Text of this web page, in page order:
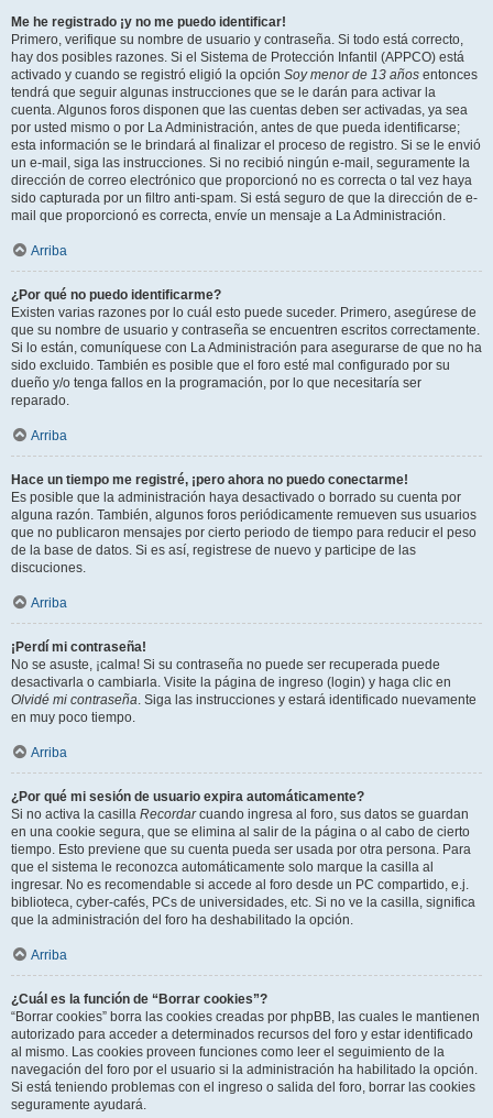
Me he registrado ¡y no me puedo identificar!
Primero, verifique su nombre de usuario y contraseña. Si todo está correcto,
hay dos posibles razones. Si el Sistema de Protección Infantil (APPCO) está
activado y cuando se registró eligió la opción Soy menor de 13 años entonces
tendrá que seguir algunas instrucciones que se le darán para activar la
cuenta. Algunos foros disponen que las cuentas deben ser activadas, ya sea
por usted mismo o por La Administración, antes de que pueda identificarse;
esta información se le brindará al finalizar el proceso de registro. Si se le envió
un e-mail, siga las instrucciones. Si no recibió ningún e-mail, seguramente la
dirección de correo electrónico que proporcionó no es correcta o tal vez haya
sido capturada por un filtro anti-spam. Si está seguro de que la dirección de e-
mail que proporcionó es correcta, envíe un mensaje a La Administración.
Arriba
¿Por qué no puedo identificarme?
Existen varias razones por lo cuál esto puede suceder. Primero, asegúrese de
que su nombre de usuario y contraseña se encuentren escritos correctamente.
Si lo están, comuníquese con La Administración para asegurarse de que no ha
sido excluido. También es posible que el foro esté mal configurado por su
dueño y/o tenga fallos en la programación, por lo que necesitaría ser
reparado.
Arriba
Hace un tiempo me registré, ¡pero ahora no puedo conectarme!
Es posible que la administración haya desactivado o borrado su cuenta por
alguna razón. También, algunos foros periódicamente remueven sus usuarios
que no publicaron mensajes por cierto periodo de tiempo para reducir el peso
de la base de datos. Si es así, registrese de nuevo y participe de las
discuciones.
Arriba
¡Perdí mi contraseña!
No se asuste, ¡calma! Si su contraseña no puede ser recuperada puede
desactivarla o cambiarla. Visite la página de ingreso (login) y haga clic en
Olvidé mi contraseña. Siga las instrucciones y estará identificado nuevamente
en muy poco tiempo.
Arriba
¿Por qué mi sesión de usuario expira automáticamente?
Si no activa la casilla Recordarcuando ingresa al foro, sus datos se guardan
en una cookie segura, que se elimina al salir de la página o al cabo de cierto
tiempo. Esto previene que su cuenta pueda ser usada por otra persona. Para
que el sistema le reconozca automáticamente solo marque la casilla al
ingresar. No es recomendable si accede al foro desde un PC compartido, e.j.
biblioteca, cyber-cafés, PCs de universidades, etc. Si no ve la casilla, significa
que la administración del foro ha deshabilitado la opción.
Arriba
¿Cuál es la función de “Borrar cookies”?
“Borrar cookies” borra las cookies creadas por phpBB, las cuales le mantienen
autorizado para acceder a determinados recursos del foro y estar identificado
al mismo. Las cookies proveen funciones como leer el seguimiento de la
navegación del foro por el usuario si la administración ha habilitado la opción.
Si está teniendo problemas con el ingreso o salida del foro, borrar las cookies
seguramente ayudará.